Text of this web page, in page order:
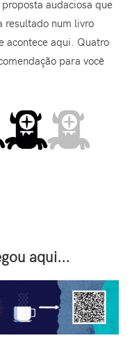
audaciosa que
resultado num livro
acontece aqui. Quatro
para você
aqui...